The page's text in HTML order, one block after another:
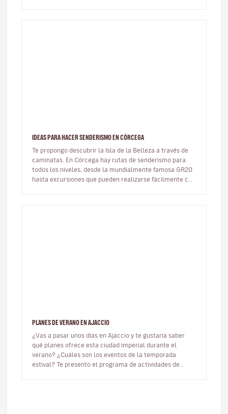
IDEAS PARA HACER SENDERISMO EN CÓRCEGA
Te propongo descubrir la Isla de la Belleza a través de
caminatas. En Córcega hay rutas de senderismo para
todos los niveles, desde la mundialmente famosa GR20
hasta excursiones que pueden realizarse fácilmente con
PLANES DE VERANO EN AJACCIO
¿Vas a pasar unos días en Ajaccio y te gustaría saber
qué planes ofrece esta ciudad imperial durante el
verano? ¿Cuáles son los eventos de la temporada
estival? Te presento el programa de actividades de